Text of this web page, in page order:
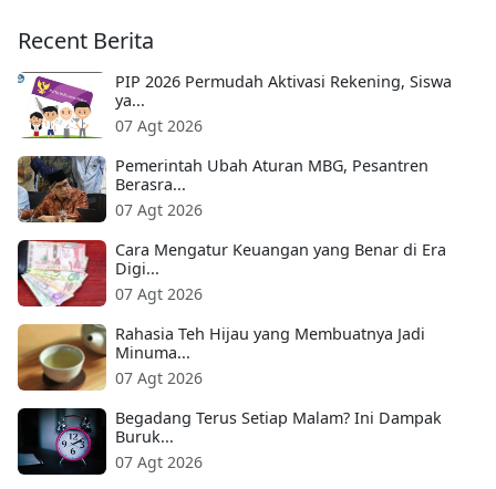
Recent Berita
PIP 2026 Permudah Aktivasi Rekening, Siswa
ya...
07 Agt 2026
Pemerintah Ubah Aturan MBG, Pesantren
Berasra...
07 Agt 2026
Cara Mengatur Keuangan yang Benar di Era
Digi...
07 Agt 2026
Rahasia Teh Hijau yang Membuatnya Jadi
Minuma...
07 Agt 2026
Begadang Terus Setiap Malam? Ini Dampak
Buruk...
07 Agt 2026